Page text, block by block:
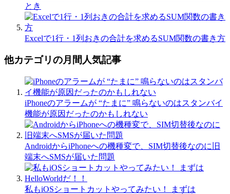
とき
Excelで1行・1列おきの合計を求めるSUM関数の書き方
他カテゴリの月間人気記事
iPhoneのアラームが “たまに” 鳴らないのはスタンバイ
機能が原因だったのかもしれない
AndroidからiPhoneへの機種変で、SIM切替後なのに旧
端末へSMSが届いた問題
私もiOSショートカットやってみたい！ まずは